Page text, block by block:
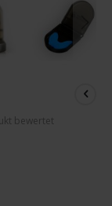
bewertet